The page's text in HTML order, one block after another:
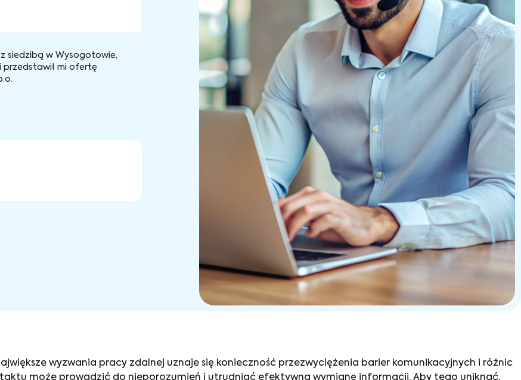
siedzibą w Wysogotowie,
przedstawił mi ofertę
wyzwania pracy zdalnej uznaje się konieczność przezwyciężenia barier komunikacyjnych i różnic
może prowadzić do nieporozumień i utrudniać efektywną wymianę informacji. Aby tego uniknąć,